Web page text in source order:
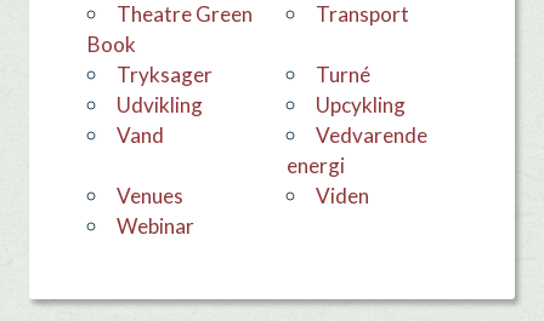
Theatre Green
Book
Transport
Tryksager
Turné
udvikling
Upcykling
Vand
Vedvarende
energi
venues
viden
webinar